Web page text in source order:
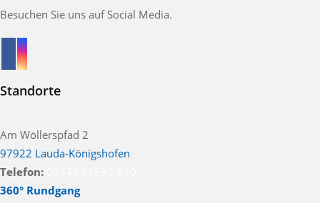
Besuchen Sie uns auf Social Media.
Standorte
Am Wöllerspfad 2
97922 Lauda-Königshofen
Telefon:
360° Rundgang